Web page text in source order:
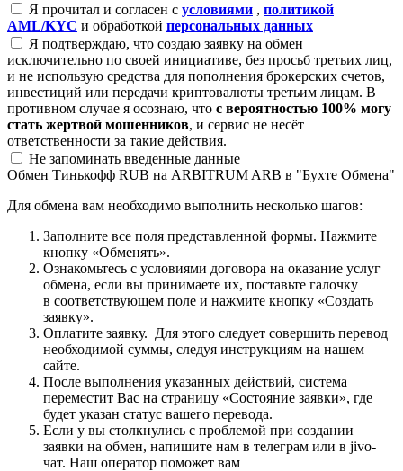
Я прочитал и согласен с условиями , политикой
AML/KYC и обработкой персональных данных
Я подтверждаю, что создаю заявку на обмен
исключительно по своей инициативе, без просьб третьих лиц,
и не использую средства для пополнения брокерских счетов,
инвестиций или передачи криптовалюты третьим лицам. В
противном случае я осознаю, что с вероятностью 100% могу
стать жертвой мошенников, и сервис не несёт
ответственности за такие действия.
Не запоминать введенные данные
Обмен Тинькофф RUB на ARBITRUM ARB в "Бухте Обмена"
Для обмена вам необходимо выполнить несколько шагов:
Заполните все поля представленной формы. Нажмите
кнопку «Обменять».
Ознакомьтесь с условиями договора на оказание услуг
обмена, если вы принимаете их, поставьте галочку
в соответствующем поле и нажмите кнопку «Создать
заявку».
Оплатите заявку. Для этого следует совершить перевод
необходимой суммы, следуя инструкциям на нашем
сайте.
После выполнения указанных действий, система
переместит Вас на страницу «Состояние заявки», где
будет указан статус вашего перевода.
Если у вы столкнулись с проблемой при создании
заявки на обмен, напишите нам в телеграм или в jivo-
чат. Наш оператор поможет вам